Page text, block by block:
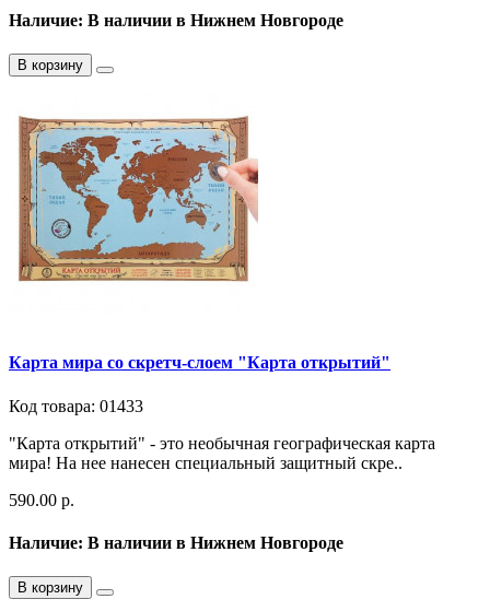
Наличие: В наличии в Нижнем Новгороде
В корзину
Карта мира со скретч-слоем "Карта открытий"
Код товара: 01433
"Карта открытий" - это необычная географическая карта
мира! На нее нанесен специальный защитный скре..
590.00 р.
Наличие: В наличии в Нижнем Новгороде
В корзину